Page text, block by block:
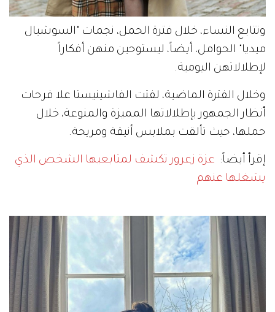
وتتابع النساء، خلال فترة الحمل، نجمات "السوشيال
ميديا" الحوامل، أيضاً، ليستوحين منهن أفكاراً
لإطلالاتهن اليومية.
وخلال الفترة الماضية، لفتت الفاشينيستا علا فرحات
أنظار الجمهور بإطلالاتها المميزة والمنوعة، خلال
حملها، حيث تألقت بملابس أنيقة ومريحة.
إقرأ أيضاً: عزة زعرور تكشف لمتابعيها الشخص الذي
يشغلها عنهم